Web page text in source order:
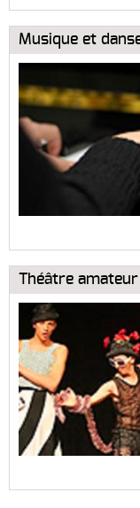
Musique et
Théâtre amateur